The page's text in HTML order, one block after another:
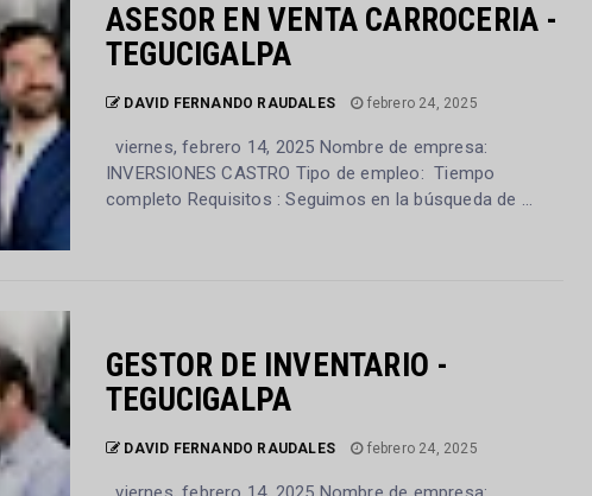
ASESOR EN VENTA CARROCERIA -
TEGUCIGALPA
DAVID FERNANDO RAUDALES febrero 24, 2025
viernes, febrero 14, 2025 Nombre de empresa:
INVERSIONES CASTRO Tipo de empleo: Tiempo
completo Requisitos : Seguimos en la búsqueda de ...
GESTOR DE INVENTARIO -
TEGUCIGALPA
DAVID FERNANDO RAUDALES febrero 24, 2025